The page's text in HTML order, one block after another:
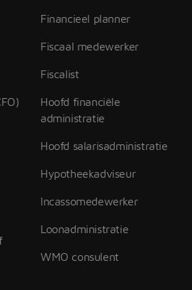
Financieel planner
Fiscaal medewerker
Fiscalist
Hoofd financiële
administratie
Hoofd salarisadministratie
Hypotheekadviseur
Incassomedewerker
Loonadministratie
WMO consulent